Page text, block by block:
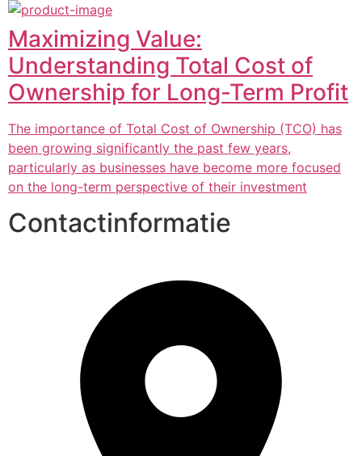
Maximizing Value:
Understanding Total Cost of
Ownership for Long-Term Profit
The importance of Total Cost of Ownership (TCO) has
been growing significantly the past few years,
particularly as businesses have become more focused
on the long-term perspective of their investment
Contactinformatie